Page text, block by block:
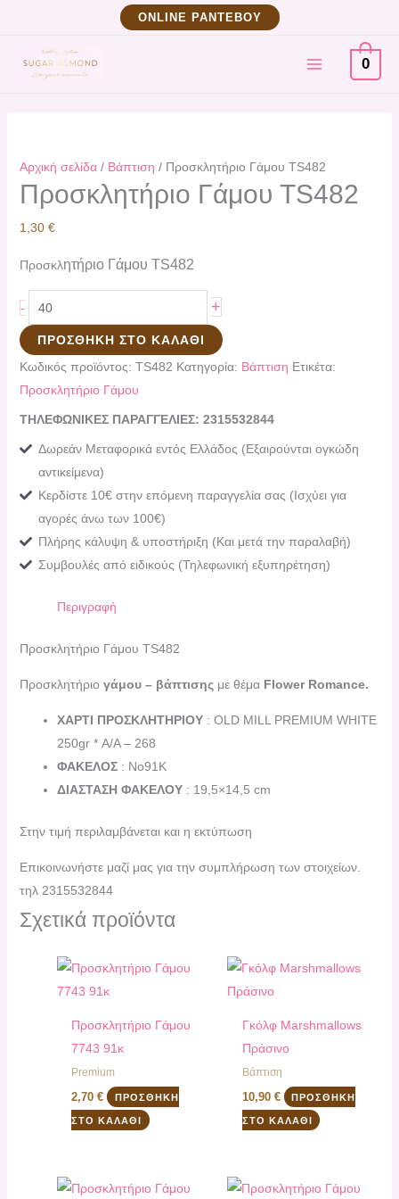
περιεχόμενο
ΟNLINE ΡΑΝΤΕΒΟΥ
MAIN
MENU
0
Αρχική σελίδα/ Βάπτιση / Προσκλητήριο Γάμου TS482
Προσκλητήριο Γάμου TS482
1,30 €
Προσκλητήριο Γάμου TS482
-
TS482
ποσότητα
+
ΠΡΟΣΘΉΚΗ ΣΤΟ ΚΑΛΆΘΙ
Κωδικός προϊόντος: TS482 Κατηγορία: Βάπτιση Ετικέτα:
Προσκλητήριο Γάμου
ΤΗΛΕΦΩΝΙΚΕΣ ΠΑΡΑΓΓΕΛΙΕΣ: 2315532844
Δωρεάν Μεταφορικά εντός Ελλάδος (Εξαιρούνται ογκώδη
αντικείμενα)
Κερδίστε 10€ στην επόμενη παραγγελία σας (Ισχύει για
αγορές άνω των 100€)
Πλήρης κάλυψη & υποστήριξη (Και μετά την παραλαβή)
Συμβουλές από ειδικούς (Τηλεφωνική εξυπηρέτηση)
Περιγραφή
Προσκλητήριο Γάμου TS482
Προσκλητήριο γάμου – βάπτισηςμε θέμα Flower Romance.
ΧΑΡΤΙ ΠΡΟΣΚΛΗΤΗΡΙΟΥ: OLD MILL PREMIUM WHITE
250gr * Α/Α – 268
ΦΑΚΕΛΟΣ: Νο91K
ΔΙΑΣΤΑΣΗ ΦΑΚΕΛΟΥ: 19,5×14,5 cm
Στην τιμή περιλαμβάνεται και η εκτύπωση
Επικοινωνήστε μαζί μας για την συμπλήρωση των στοιχείων.
τηλ 2315532844
Σχετικά προϊόντα
Προσκλητήριο Γάμου
7743 91κ
Premium
2,70€ ΠΡΟΣΘΉΚΗ
ΣΤΟ ΚΑΛΆΘΙ
Γκόλφ Marshmallows
Πράσινο
Βάπτιση
10,90 € ΠΡΟΣΘΉΚΗ
ΣΤΟ ΚΑΛΆΘΙ